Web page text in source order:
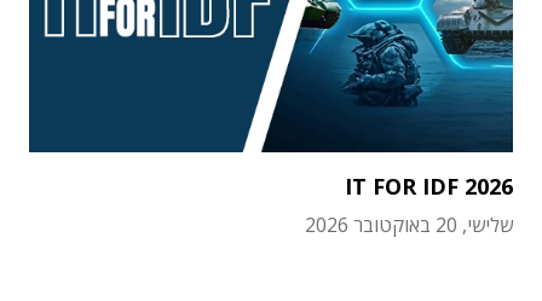
IT FOR IDF 2026
שלישי, 20 באוקטובר 2026